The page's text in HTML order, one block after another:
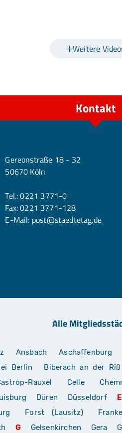
Weitere
Kontakt
Gereonstraße 18 - 32
50670 Köln
Tel.:0221 3771-0
Fax: 0221 3771-128
E-Mail: post@staedtetag.de
Alle
Ansbach Aschaffenburg
Berlin Biberach an der Riß
Rauxel Celle
Düren Düsseldorf E
Forst (Lausitz)
G Gelsenkirchen Gera